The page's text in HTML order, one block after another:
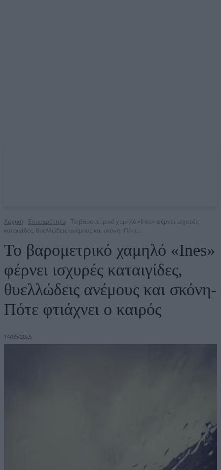
Αρχική Επικαιρότητα Το βαρομετρικό χαμηλό «Ines» φέρνει ισχυρές
καταιγίδες, θυελλώδεις ανέμους και σκόνη- Πότε...
Το βαρομετρικό χαμηλό «Ines»
φέρνει ισχυρές καταιγίδες,
θυελλώδεις ανέμους και σκόνη-
Πότε φτιάχνει ο καιρός
14/05/2025